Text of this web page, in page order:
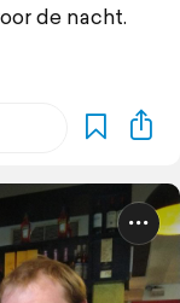
de nacht.